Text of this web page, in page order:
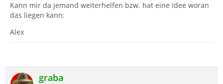
Kann mir da jemand weiterhelfen bzw. hat eine Idee woran
das liegen kann.
Alex
graba